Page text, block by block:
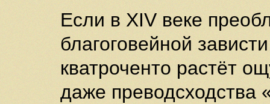
Если в ХIV веке
благоговейной
кватроченто растёт
даже преводсходства